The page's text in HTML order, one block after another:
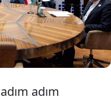
Bakanları Toplantısı’na
adım